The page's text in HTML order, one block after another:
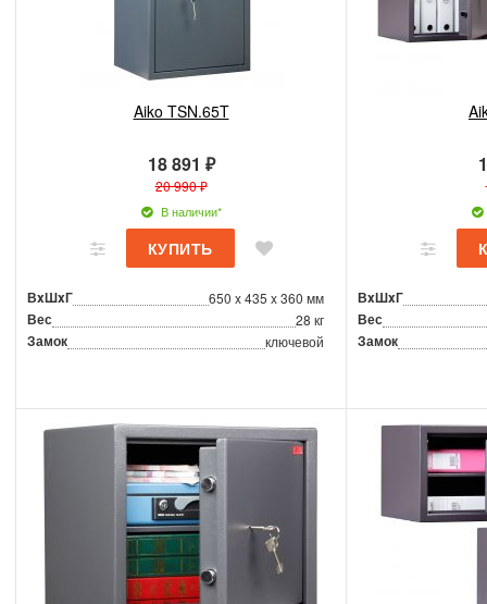
Aiko TSN.65T
18 891 ₽
20 990 ₽
В наличии*
ВxШxГ 650 x 435 x 360 мм
Вес 28 кг
Замок ключевой
ВxШxГ
Вес
Замок